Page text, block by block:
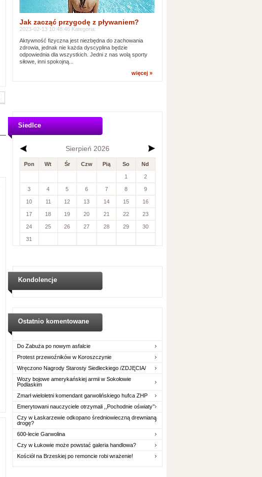
Jak zacząć przygodę z pływaniem?
2023-02-13 10:48:46 Kategoria:
Aktywność fizyczna jest niezbędna do zachowania
zdrowia, jednak nie każda dyscyplina będzie
odpowiednia dla wszystkich. Jedni z nas wolą sporty
siłowe, inni spokojną...
więcej »
Siedlce
Sierpień 2026
Pon Wt Śr Czw Pią So Nd
1 2
3 4 5 6 7 8 9
10 11 12 13 14 15 16
17 18 19 20 21 22 23
24 25 26 27 28 29 30
31
Kondolencje
Ostatnio komentowane
Do Zabuża po nowym asfalcie
Protest przewoźników w Koroszczynie
Wręczono Nagrody Starosty Siedleckiego /ZDJĘCIA/
Wozy bojowe amerykańskiej armii w Sokołowie
Podlaskim
Zmarł wieloletni komendant garwolińskiego hufca ZHP
Emerytowani nauczyciele otrzymali ,,Pochodnie oświaty’’
Czy w Łaskarzewie odkopano średniowieczną drewnianą
drogę?
600-lecie Garwolina
Czy w Łukowie może powstać galeria handlowa?
Kościół na Brzeskiej po remoncie robi wrażenie!